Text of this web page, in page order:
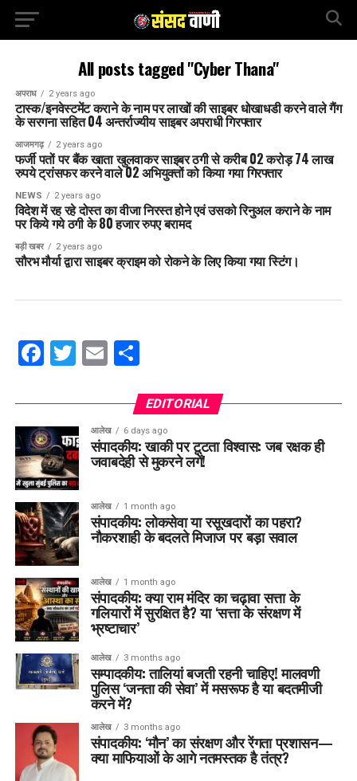
All posts tagged "Cyber Thana"
अपराध 2 years ago
टास्क/इनवेस्टमेंट कराने के नाम पर लाखों की साइबर धोखाधडी करने वाले गैंग
के सरगना सहित 04 अन्तर्राज्यीय साइबर अपराधी गिरफ्तार
आजमगढ़ 2 years ago
फर्जी पतों पर बैंक खाता खुलवाकर साइबर ठगी से करीब 02 करोड़ 74 लाख
रुपये ट्रांसफर करने वाले 02 अभियुक्तों को किया गया गिरफ्तार
NEWS 2 years ago
विदेश में रह रहे दोस्त का वीजा निरस्त होने एवं उसको रिनुअल कराने के नाम
पर किये गये ठगी के 80 हजार रुपए बरामद
बड़ी खबर 2 years ago
सौरभ मौर्या द्वारा साइबर क्राइम को रोकने के लिए किया गया स्टिंग।
Facebook
Twitter
EmailShare
EDITORIAL
आलेख 6 days ago
संपादकीय: खाकी पर टूटता विश्वास: जब रक्षक ही
जवाबदेही से मुकरने लगें!
आलेख 1 month ago
संपादकीय: लोकसेवा या रसूखदारों का पहरा?
नौकरशाही के बदलते मिजाज पर बड़ा सवाल
आलेख 1 month ago
संपादकीय: क्या राम मंदिर का चढ़ावा सत्ता के
गलियारों में सुरक्षित है? या ‘सत्ता के संरक्षण में
भ्रष्टाचार’
आलेख 3 months ago
सम्पादकीय: तालियां बजती रहनी चाहिए! मालवणी
पुलिस ‘जनता की सेवा’ में मसरूफ है या बदतमीजी
करने में?
आलेख 3 months ago
संपादकीय: ‘मौन’ का संरक्षण और रेंगता प्रशासन—
क्या माफियाओं के आगे नतमस्तक है तंत्र?